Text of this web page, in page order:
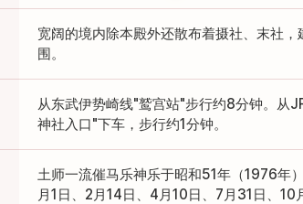
宽阔的境内除本殿外还散布着摄社、末社
围。
从东武伊势崎线"鹫宫站"步行约8分钟。从
神社入口"下车，步行约1分钟。
土师一流催马乐神乐于昭和51年（1976年
月1日、2月14日、4月10日、7月31日、10